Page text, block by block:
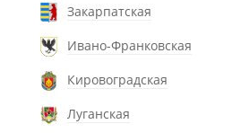
Закарпатская
Ивано-Франковская
Кировоградская
Луганская